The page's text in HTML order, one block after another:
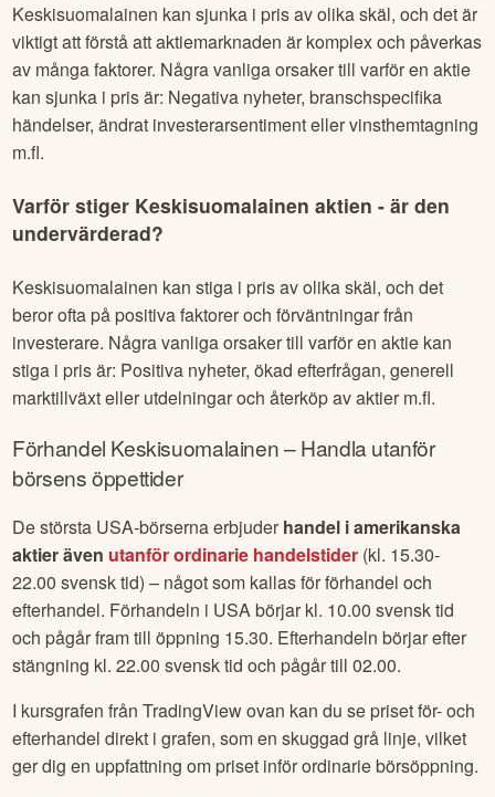
Keskisuomalainen kan sjunka i pris av olika skäl, och det är
viktigt att förstå att aktiemarknaden är komplex och påverkas
av många faktorer. Några vanliga orsaker till varför en aktie
kan sjunka i pris är: Negativa nyheter, branschspecifika
händelser, ändrat investerarsentiment eller vinsthemtagning
m.fl.
Varför stiger Keskisuomalainen aktien - är den
undervärderad?
Keskisuomalainen kan stiga i pris av olika skäl, och det
beror ofta på positiva faktorer och förväntningar från
investerare. Några vanliga orsaker till varför en aktie kan
stiga i pris är: Positiva nyheter, ökad efterfrågan, generell
marktillväxt eller utdelningar och återköp av aktier m.fl.
Förhandel Keskisuomalainen– Handla utanför
börsens öppettider
De största USA-börserna erbjuder handel i amerikanska
aktier även utanför ordinarie handelstider (kl. 15.30-
22.00 svensk tid) – något som kallas för förhandel och
efterhandel. Förhandeln i USA börjar kl. 10.00 svensk tid
och pågår fram till öppning 15.30. Efterhandeln börjar efter
stängning kl. 22.00 svensk tid och pågår till 02.00.
I kursgrafen från TradingView ovan kan du se priset för- och
efterhandel direkt i grafen, som en skuggad grå linje, vilket
ger dig en uppfattning om priset inför ordinarie börsöppning.